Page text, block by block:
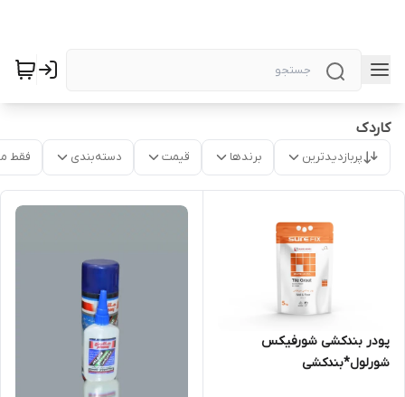
کاردک
پربازدیدترین برندها قیمت دسته‌بندی فقط
پودر بندکشی شورفیکس
شورلول*بندکشی